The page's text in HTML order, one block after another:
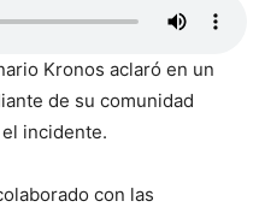
Kronos aclaró en un
de su comunidad
incidente.
con las